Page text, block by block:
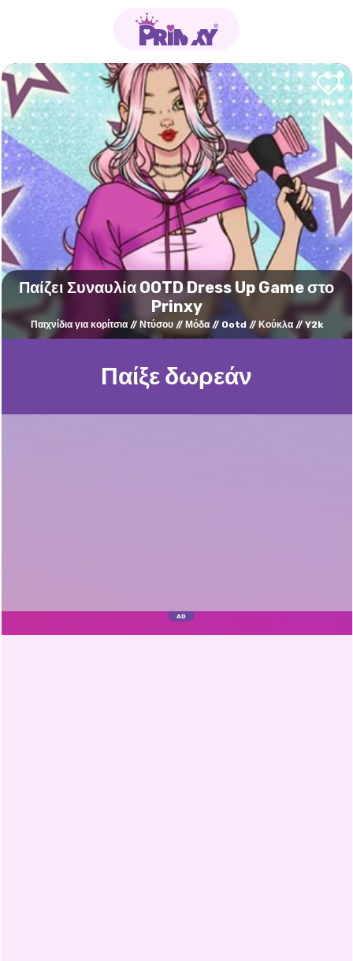
Παίζει Συναυλία OOTD Dress Up Game στο
Prinxy
Παιχνίδια για κορίτσια Ντύσου Μόδα Ootd Κούκλα Y2k
Παίξε δωρεάν